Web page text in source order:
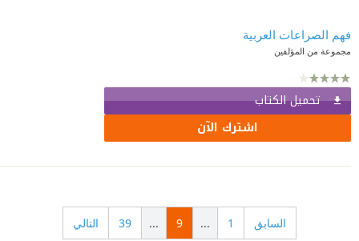
فهم الصراعات العربية
مجموعة من المؤلفين
تحميل الكتاب
اشترك الآن
السابق 1
...
9
...
39 التالي